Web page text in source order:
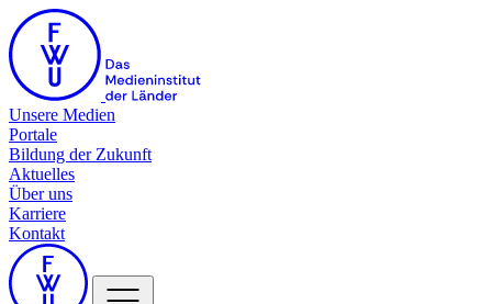
Unsere Medien
Portale
Bildung der Zukunft
Aktuelles
Über uns
Karriere
Kontakt